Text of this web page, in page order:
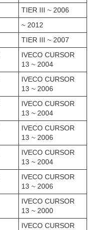
TIER III ~ 2006
~ 2012
TIER III ~ 2007
IVECO CURSOR
13 ~ 2004
IVECO CURSOR
13 ~ 2006
IVECO CURSOR
13 ~ 2004
IVECO CURSOR
13 ~ 2006
IVECO CURSOR
13 ~ 2004
IVECO CURSOR
13 ~ 2006
IVECO CURSOR
13 ~ 2000
IVECO CURSOR